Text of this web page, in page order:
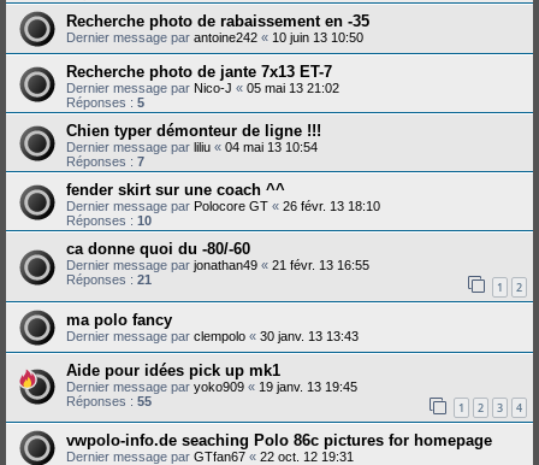
Recherche photo de rabaissement en -35
Dernier message par antoine242 « 10 juin 13 10:50
Recherche photo de jante 7x13 ET-7
Dernier message par Nico-J « 05 mai 13 21:02
Réponses : 5
Chien typer démonteur de ligne !!!
Dernier message par liliu « 04 mai 13 10:54
Réponses : 7
fender skirt sur une coach ^^
Dernier message par Polocore GT « 26 févr. 13 18:10
Réponses : 10
ca donne quoi du -80/-60
Dernier message par jonathan49 « 21 févr. 13 16:55
Réponses : 21 1 2
ma polo fancy
Dernier message par clempolo « 30 janv. 13 13:43
Aide pour idées pick up mk1
Dernier message par yoko909 « 19 janv. 13 19:45
Réponses : 55 1 2 3 4
vwpolo-info.de seaching Polo 86c pictures for homepage
Dernier message par GTfan67 « 22 oct. 12 19:31